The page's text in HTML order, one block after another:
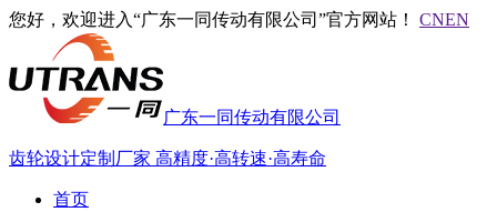
您好，欢迎进入“广东一同传动有限公司”官方网站！ CNEN
广东一同传动有限公司
齿轮设计定制厂家 高精度·高转速·高寿命
首页